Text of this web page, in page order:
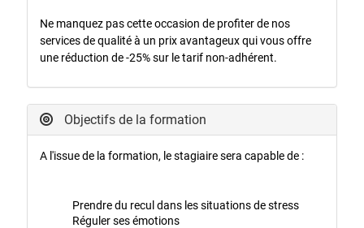
Ne manquez pas cette occasion de profiter de nos
services de qualité à un prix avantageux qui vous offre
une réduction de -25% sur le tarif non-adhérent.
Objectifs de la formation
A l'issue de la formation, le stagiaire sera capable de :
Prendre du recul dans les situations de stress
Réguler ses émotions